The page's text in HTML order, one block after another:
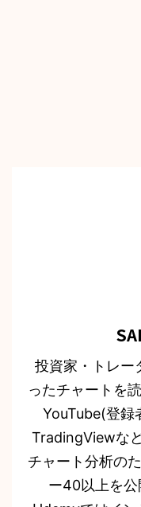
投資家・トレー
ったチャートを
YouTube(登録
TradingViewな
チャート分析の
ー40以上を